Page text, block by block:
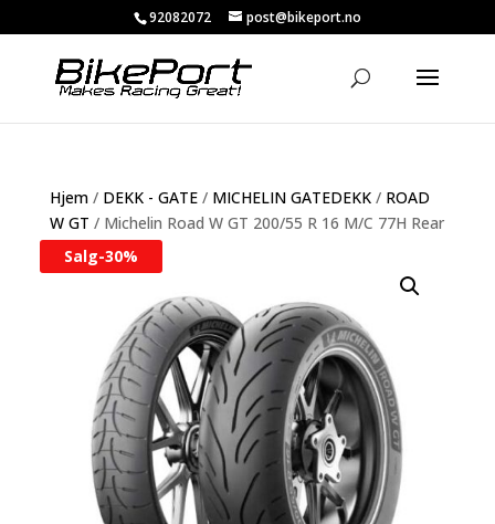
92082072 post@bikeport.no
Hjem/ DEKK - GATE/ MICHELIN GATEDEKK/ ROAD
W GT / Michelin Road W GT 200/55 R 16 M/C 77H Rear
Salg-30%